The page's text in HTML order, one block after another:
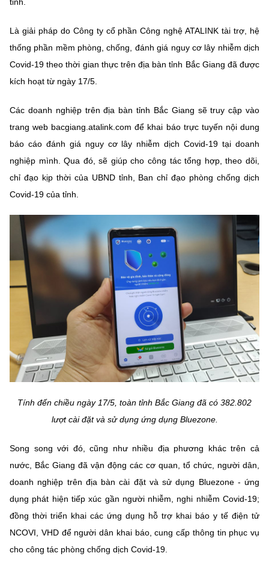
Là giải pháp do Công ty cổ phần Công nghệ ATALINK tài trợ, hệ
thống phần mềm phòng, chống, đánh giá nguy cơ lây nhiễm dịch
Covid-19 theo thời gian thực trên địa bàn tỉnh Bắc Giang đã được
kích hoạt từ ngày 17/5.
Các doanh nghiệp trên địa bàn tỉnh Bắc Giang sẽ truy cập vào
trang web bacgiang.atalink.com để khai báo trực tuyến nội dung
báo cáo đánh giá nguy cơ lây nhiễm dịch Covid-19 tại doanh
nghiệp mình. Qua đó, sẽ giúp cho công tác tổng hợp, theo dõi,
chỉ đạo kịp thời của UBND tỉnh, Ban chỉ đạo phòng chống dịch
Covid-19 của tỉnh.
Tính đến chiều ngày 17/5, toàn tỉnh Bắc Giang đã có 382.802
lượt cài đặt và sử dụng ứng dụng Bluezone.
Song song với đó, cũng như nhiều địa phương khác trên cả
nước, Bắc Giang đã vận động các cơ quan, tổ chức, người dân,
doanh nghiệp trên địa bàn cài đặt và sử dụng Bluezone - ứng
dụng phát hiện tiếp xúc gần người nhiễm, nghi nhiễm Covid-19;
đồng thời triển khai các ứng dụng hỗ trợ khai báo y tế điện tử
NCOVI, VHD để người dân khai báo, cung cấp thông tin phục vụ
cho công tác phòng chống dịch Covid-19.